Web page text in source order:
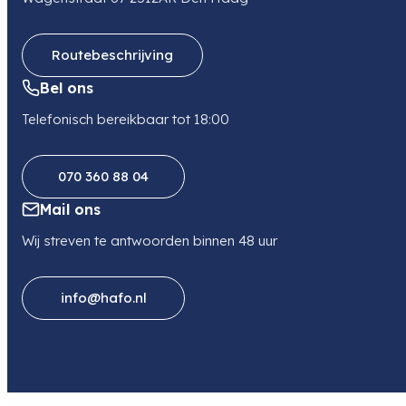
0505499949
Routebeschrijving
Bel ons
Telefonisch bereikbaar tot 18:00
070 360 88 04
Mail ons
Wij streven te antwoorden binnen 48 uur
info@hafo.nl